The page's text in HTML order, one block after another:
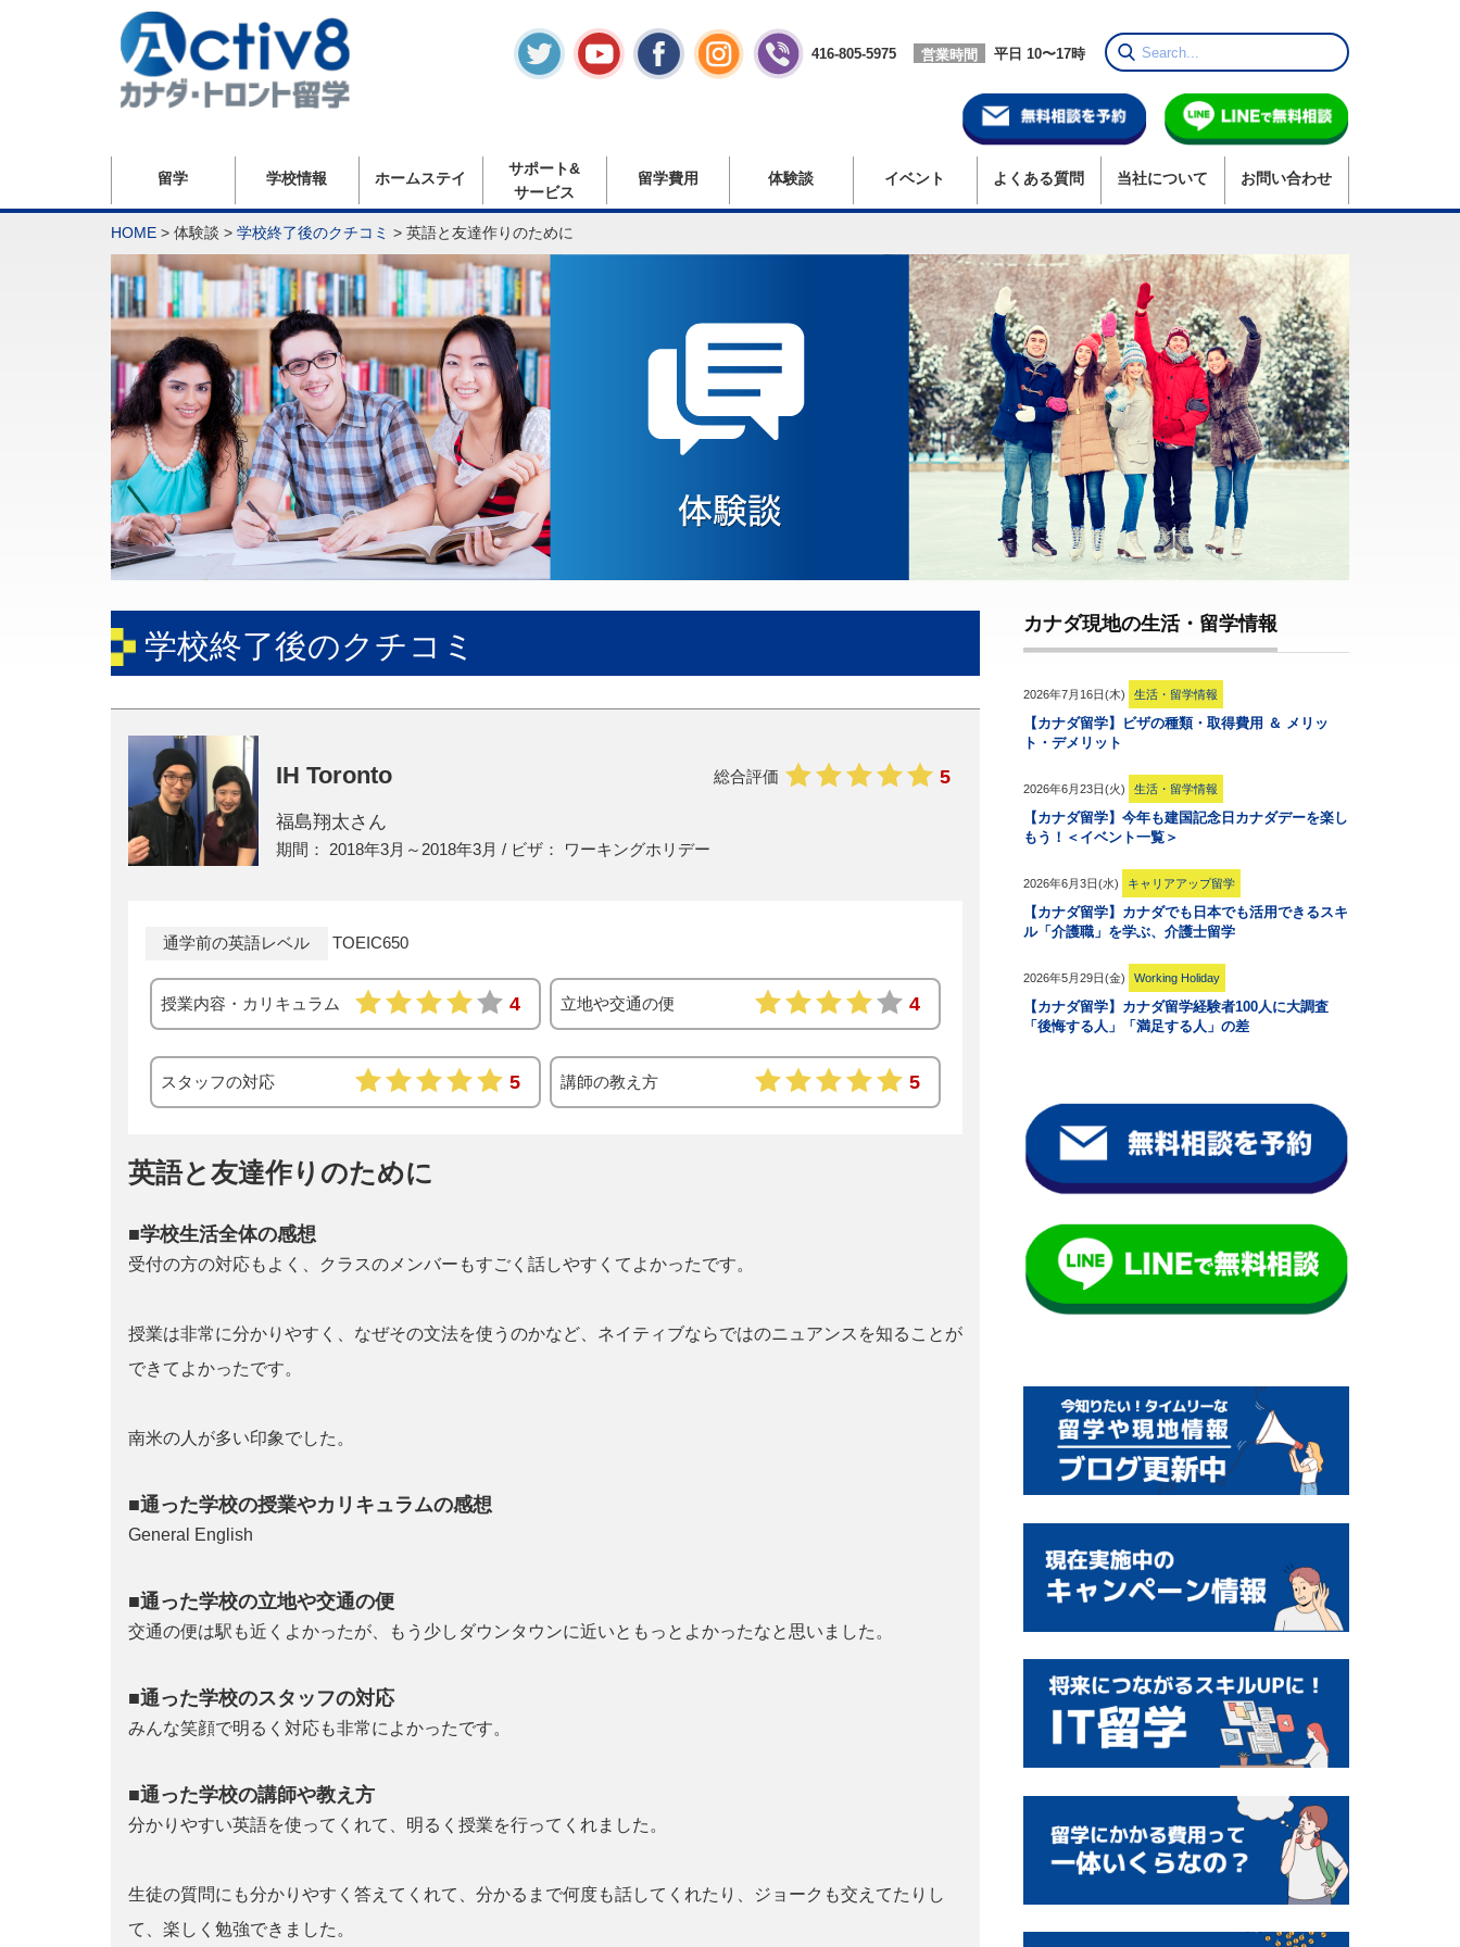
営業時間 平日 10〜17時
416-805-5975
留学 学校情報 ホームステイ
サポート&
サービス
留学費用 体験談 イベント よくある質問 当社について お問い合わせ
HOME > 体験談 > 学校終了後のクチコミ > 英語と友達作りのために
学校終了後のクチコミ
IH Toronto 総合評価 5
福島翔太さん
2018年3月～2018年3月 ワーキングホリデー
通学前の英語レベル TOEIC650
授業内容・カリキュラム 4 立地や交通の便 4
スタッフの対応 5 講師の教え方 5
英語と友達作りのために
■学校生活全体の感想
受付の方の対応もよく、クラスのメンバーもすごく話しやすくてよかったです。
授業は非常に分かりやすく、なぜその文法を使うのかなど、ネイティブならではのニュアンスを知ることが
できてよかったです。
南米の人が多い印象でした。
■通った学校の授業やカリキュラムの感想
General English
■通った学校の立地や交通の便
交通の便は駅も近くよかったが、もう少しダウンタウンに近いともっとよかったなと思いました。
■通った学校のスタッフの対応
みんな笑顔で明るく対応も非常によかったです。
■通った学校の講師や教え方
分かりやすい英語を使ってくれて、明るく授業を行ってくれました。
生徒の質問にも分かりやすく答えてくれて、分かるまで何度も話してくれたり、ジョークも交えてたりし
て、楽しく勉強できました。
カナダ現地の生活・留学情報
2026年7月16日(木) 生活・留学情報
【カナダ留学】ビザの種類・取得費用 ＆ メリッ
ト・デメリット
2026年6月23日(火) 生活・留学情報
【カナダ留学】今年も建国記念日カナダデーを楽し
もう！＜イベント一覧＞
2026年6月3日(水) キャリアアップ留学
【カナダ留学】カナダでも日本でも活用できるスキ
ル「介護職」を学ぶ、介護士留学
2026年5月29日(金) Working Holiday
【カナダ留学】カナダ留学経験者100人に大調査
「後悔する人」「満足する人」の差